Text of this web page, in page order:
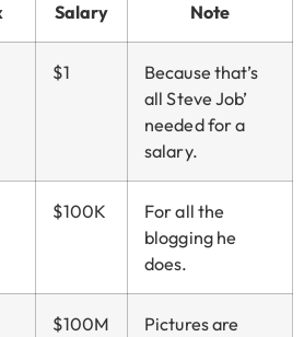
Salary Note
$1
Because that’s
all Steve Job’
needed for a
salary.
$100K
For all the
blogging he
does.
$100M
Pictures are